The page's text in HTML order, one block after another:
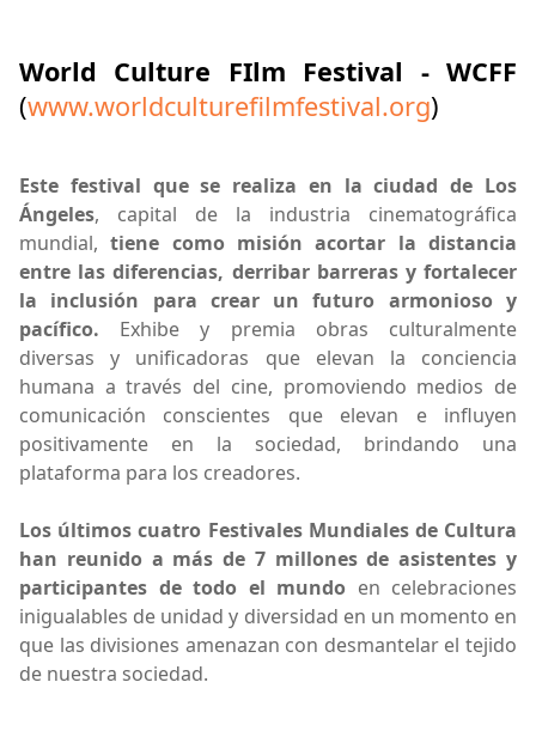
World Culture FIlm Festival - WCFF
(www.worldculturefilmfestival.org)
Este festival que se realiza en la ciudad de Los
Ángeles, capital de la industria cinematográfica
mundial,tiene como misión acortar la distancia
entre las diferencias, derribar barreras y fortalecer
la inclusión para crear un futuro armonioso y
pacífico. Exhibe y premia obras culturalmente
diversas y unificadoras que elevan la conciencia
humana a través del cine, promoviendo medios de
comunicación conscientes que elevan e influyen
positivamente en la sociedad, brindando una
plataforma para los creadores.
Los últimos cuatro Festivales Mundiales de Cultura
han reunido a más de 7 millones de asistentes y
participantes de todo el mundo en celebraciones
inigualables de unidad y diversidad en un momento en
que las divisiones amenazan con desmantelar el tejido
de nuestra sociedad.